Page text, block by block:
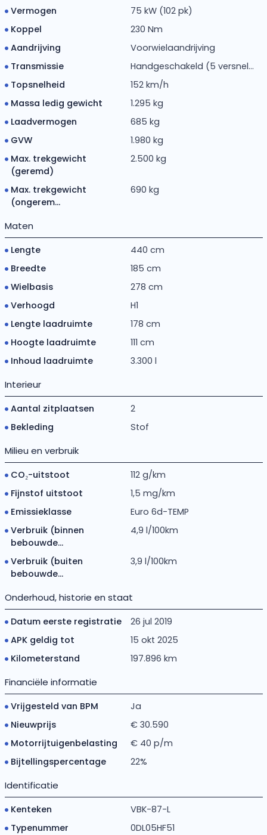
Vermogen
75 kW (102 pk)
Koppel
230 Nm
Aandrijving
Voorwielaandrijving
Transmissie
Handgeschakeld (5 versnel...
Topsnelheid
152 km/h
Massa ledig gewicht
1.295 kg
Laadvermogen
685 kg
GVW
1.980 kg
Max. trekgewicht
(geremd)
2.500 kg
Max. trekgewicht
(ongerem...
690 kg
Maten
Lengte
440 cm
Breedte
185 cm
Wielbasis
278 cm
Verhoogd
H1
Lengte laadruimte
178 cm
Hoogte laadruimte
111 cm
Inhoud laadruimte
3.300 l
Interieur
Aantal zitplaatsen
2
Bekleding
Stof
Milieu en verbruik
CO₂-uitstoot
112 g/km
Fijnstof uitstoot
1,5 mg/km
Emissieklasse
Euro 6d-TEMP
Verbruik (binnen
bebouwde...
4,9 l/100km
Verbruik (buiten
bebouwde...
3,9 l/100km
Onderhoud, historie en staat
Datum eerste registratie
26 jul 2019
APK geldig tot
15 okt 2025
Kilometerstand
197.896 km
Financiële informatie
Vrijgesteld van BPM
Ja
Nieuwprijs
€ 30.590
Motorrijtuigenbelasting
€ 40 p/m
Bijtellingspercentage
22%
Identificatie
Kenteken
VBK-87-L
Typenummer
0DL05HF51